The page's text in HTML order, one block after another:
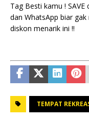
Tag Besti kamu ! SAVE
dan WhatsApp biar
diskon menarik ini !!
TEMPAT